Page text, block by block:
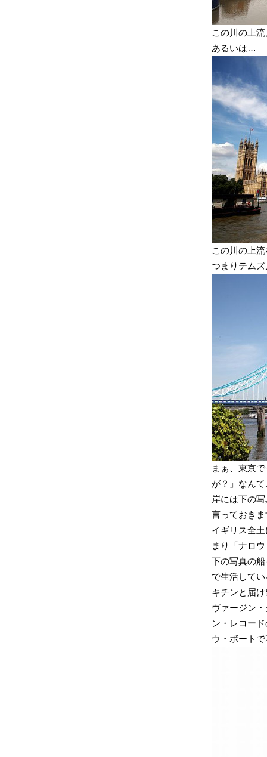
この川の上
あるいは…
この川の上
つまりテム
まぁ、東京
が？」なん
岸には下の
言っておき
イギリス全
まり「ナロ
下の写真の
で生活して
キチンと届
ヴァージン
ン・レコー
ウ・ボート